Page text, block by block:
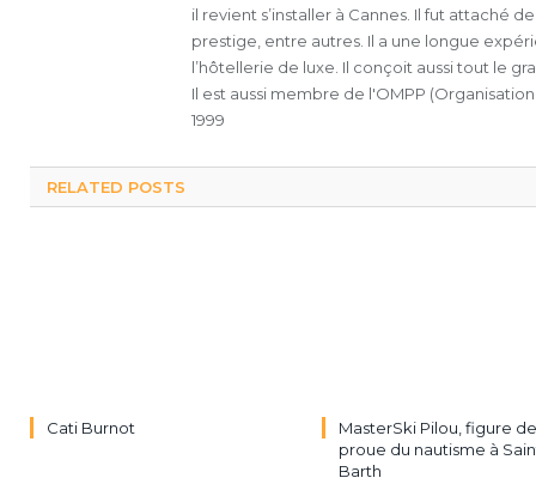
il revient s’installer à Cannes. Il fut attaché
prestige, entre autres. Il a une longue
l’hôtellerie de luxe. Il conçoit aussi tout le
Il est aussi membre de l'OMPP
1999
RELATED POSTS
Cati Burnot
MasterSki Pilou, figure de
proue du nautisme à
Barth